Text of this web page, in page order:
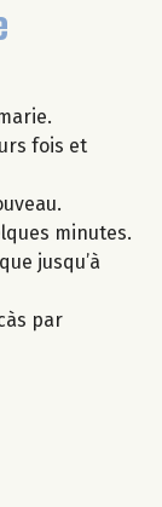
fois et
minutes.
jusqu’à
par